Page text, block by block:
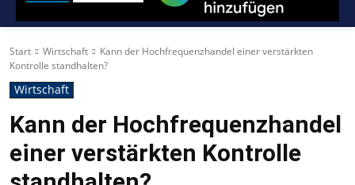
Start Wirtschaft
Kann der Hochfrequenzhandel einer verstärkten
Kontrolle standhalten?
Wirtschaft
Kann der Hochfrequenzhandel
einer verstärkten Kontrolle